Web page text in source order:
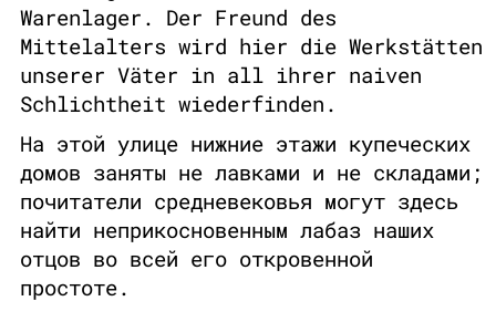
Warenlager. Der Freund des
Mittelalters wird hier die Werkstätten
unserer Väter in all ihrer naiven
Schlichtheit wiederfinden.
На этой улице нижние этажи купеческих
домов заняты не лавками и не складами;
почитатели средневековья могут здесь
найти неприкосновенным лабаз наших
отцов во всей его откровенной
простоте.